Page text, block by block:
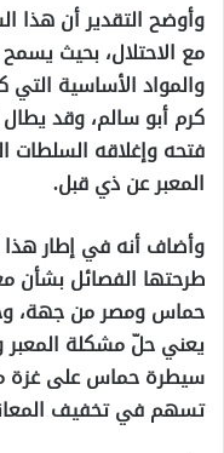
وأوضح التقدير أن هذا
مع الاحتلال، بحيث
والمواد الأساسية
كرم أبو سالم، وقد
فتحه وإغلاقه السلطات
المعبر عن ذي قبل.
وأضاف أنه في إطار هذا
طرحتها الفصائل بشأن
حماس ومصر من جهة،
يعني حلّ مشكلة المعبر
تسهم في تخفيف